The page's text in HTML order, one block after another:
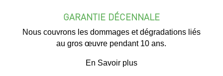
GARANTIE DÉCENNALE
Nous couvrons les dommages et dégradations liés
au gros œuvre pendant 10 ans.
En Savoir plus